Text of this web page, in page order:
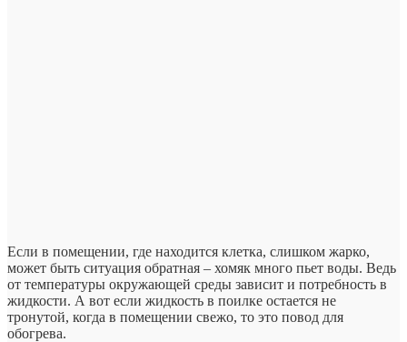
Если в помещении, где находится клетка, слишком жарко,
может быть ситуация обратная – хомяк много пьет воды. Ведь
от температуры окружающей среды зависит и потребность в
жидкости. А вот если жидкость в поилке остается не
тронутой, когда в помещении свежо, то это повод для
обогрева.